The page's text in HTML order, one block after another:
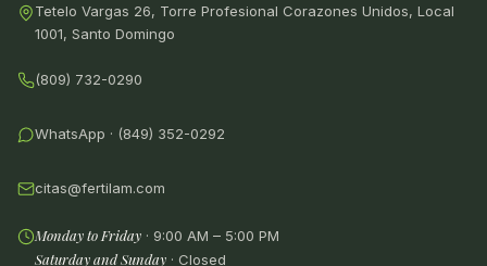
Tetelo Vargas 26, Torre Profesional Corazones Unidos, Local
1001, Santo Domingo
(809) 732-0290
WhatsApp · (849) 352-0292
citas@fertilam.com
Monday to Friday · 9:00 AM – 5:00 PM
Saturday and Sunday · Closed